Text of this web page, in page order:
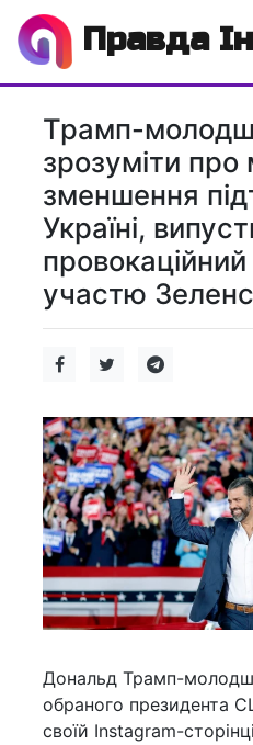
Правда
Трамп-
зрозуміти
зменшення
Україні,
участю
Дональд Трамп-
обраного президента
своїй Instagram-